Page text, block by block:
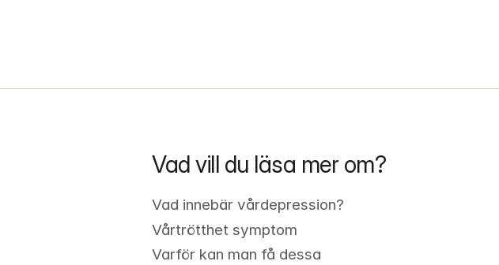
Vad vill du läsa mer om?
Vad innebär vårdepression?
Vårtrötthet symptom
Varför kan man få dessa